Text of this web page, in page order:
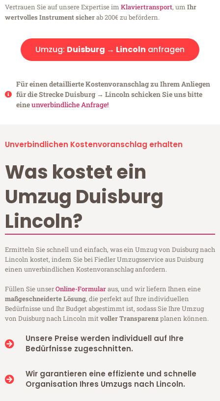
Vertrauen Sie auf unsere Expertise im Klaviertransport, um Ihr
wertvolles Instrument sicherab 200€ zu befördern.
Umzug: Duisburg → Lincoln anfragen
Für einen detaillierte Kostenvoranschlag zu Ihrem Anliegen
für die Strecke Duisburg → Lincoln schicken Sie uns bitte
eineunverbindliche Anfrage!
Unverbindlichen Kostenvoranschlag erhalten
Was kostet ein
Umzug Duisburg
Lincoln?
Ermitteln Sie schnell und einfach, was ein Umzug von Duisburg nach
Lincoln kostet, indem Sie bei Fiedler Umzugsservice aus Duisburg
einen unverbindlichen Kostenvoranschlag anfordern.
Füllen Sie unserOnline-Formularaus, und wir liefern Ihnen eine
maßgeschneiderte Lösung, die perfekt auf Ihre individuellen
Bedürfnisse und Ihr Budget abgestimmt ist, sodass Sie Ihre Umzug
von Duisburg nach Lincoln mitvoller Transparenzplanen können.
Unsere Preise werden individuell auf Ihre
Bedürfnisse zugeschnitten.
Wir garantieren eine effiziente und schnelle
Organisation Ihres Umzugs nach Lincoln.